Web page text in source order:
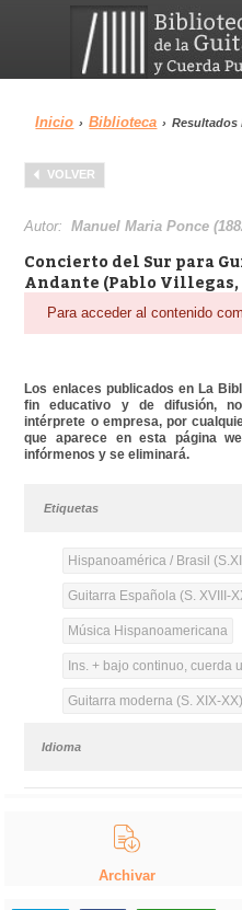
Menu
Biblioteca
Área personal
Inicio › Biblioteca › Resultados
VOLVER
Autor:Manuel Maria Ponce
Concierto del Sur para
Andante (Pablo
Para acceder al contenido
Los enlaces publicados en La
fin educativo y de difusión,
intérprete o empresa, por
que aparece en esta página
infórmenos y se eliminará.
Etiquetas
Hispanoamérica / Brasil
Guitarra Española (S. XVIII-
Música Hispanoamericana
Ins. + bajo continuo, cuerda
Guitarra moderna (S. XIX-XX)
Idioma
Archivar